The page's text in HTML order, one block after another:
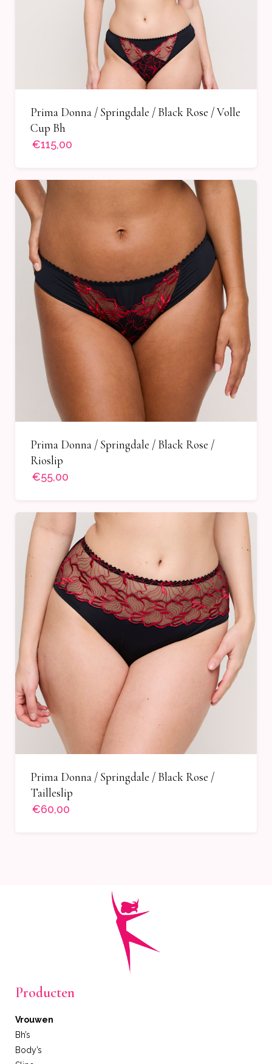
Prima Donna / Springdale / Black Rose / Volle
Cup Bh
€115,00
Prima Donna / Springdale / Black Rose /
Rioslip
€55,00
Prima Donna / Springdale / Black Rose /
Tailleslip
€60,00
Producten
Vrouwen
Bh’s
Body’s